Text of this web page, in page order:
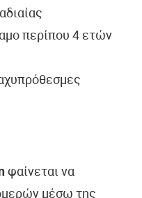
περίπου 4 ετών
φαίνεται να
μέσω της